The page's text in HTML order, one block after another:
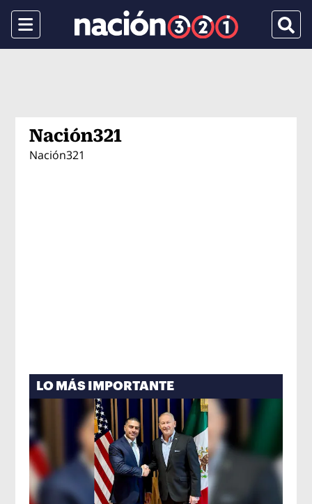
Menu
Nación321
Nación321
LO MÁS IMPORTANTE